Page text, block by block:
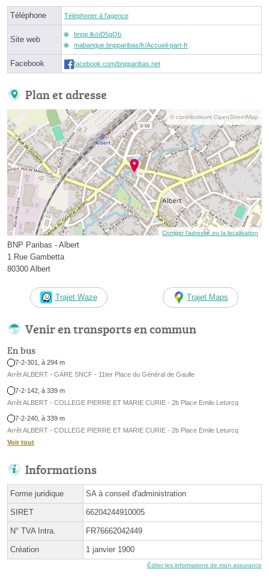
Téléphone Téléphoner à l'agence
Site web
bnpp.lk/oD5gQb
mabanque.bnpparibas/fr/Accueil-part-fr
Facebook facebook.com/bnpparibas.net
Plan et adresse
© contributeurs OpenStreetMap
Corriger l’adresse ou la localisation
BNP Paribas - Albert
1 Rue Gambetta
80300 Albert
Trajet Waze Trajet Maps
Venir en transports en commun
En bus
7-2-301, à 294 m
Arrêt ALBERT - GARE SNCF - 11ter Place du Général de Gaulle
7-2-142, à 339 m
Arrêt ALBERT - COLLEGE PIERRE ET MARIE CURIE - 2b Place Emile Leturcq
7-2-240, à 339 m
Arrêt ALBERT - COLLEGE PIERRE ET MARIE CURIE - 2b Place Emile Leturcq
Voir tout
Informations
Forme juridique SA à conseil d'administration
SIRET 66204244910005
N° TVA Intra. FR76662042449
Création 1 janvier 1900
Éditer les informations de mon assurance